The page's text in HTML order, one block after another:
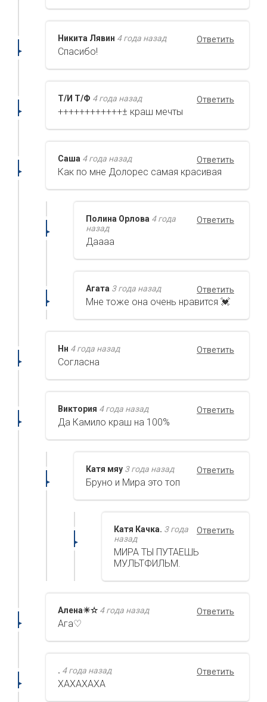
Ответить
Никита Лявин 4 года назад
Спасибо!
Ответить
Т/И Т/Ф 4 года назад
++++++++++++± краш мечты
Ответить
Саша 4 года назад
Как по мне Долорес самая красивая
Ответить
Полина Орлова 4 года
назад
Даааа
Ответить
Агата 3 года назад
Мне тоже она очень нравится 💓
Ответить
Нн 4 года назад
Согласна
Ответить
Виктория 4 года назад
Да Камило краш на 100%
Ответить
Катя мяу 3 года назад
Бруно и Мира это топ
Ответить
Катя Качка. 3 года
назад
МИРА ТЫ ПУТАЕШЬ
МУЛЬТФИЛЬМ.
Ответить
Алена☀︎︎✫ 4 года назад
Ага♡
Ответить
. 4 года назад
ХАХАХАХА